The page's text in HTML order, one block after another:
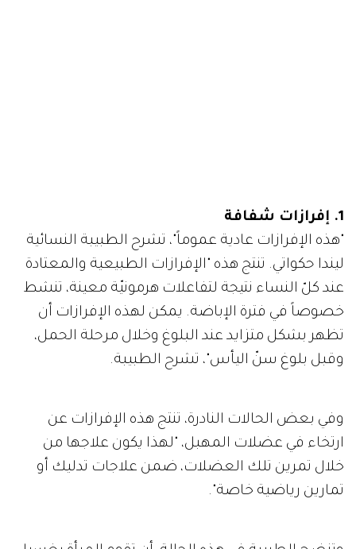
1. إفرازات شفافة
"هذه الإفرازات عادية عموماً"، تشرح الطبيبة النسائية
ليندا حكواتي. تنتج هذه "الإفرازات الطبيعية والمعتادة
عند كلّ النساء نتيجة لتفاعلات هرمونيّة معينة، تنشط
خصوصاً في فترة الإباضة. يمكن لهذه الإفرازات أن
تظهر بشكل متزايد عند البلوغ وخلال مرحلة الحمل،
وقبل بلوغ سنّ اليأس"، تشرح الطبيبة.
وفي بعض الحالات النادرة، تنتج هذه الإفرازات عن
ارتخاء في عضلات المهبل، "لهذا يكون علاجها من
خلال تمرين تلك العضلات، ضمن علاجات تدليك أو
تمارين رياضية خاصة".